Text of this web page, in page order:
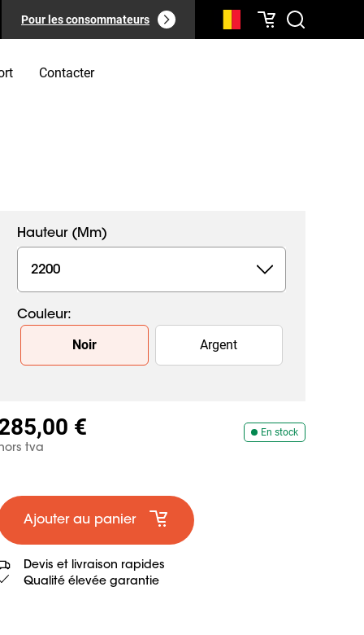
Pour les consommateurs
Contacter
Hauteur (mm)
2200
Couleur:
Slide 1 of 2
Noir
Argent
En stock
€
tva
Ajouter au panier
Devis et livraison rapides
Qualité élevée garantie